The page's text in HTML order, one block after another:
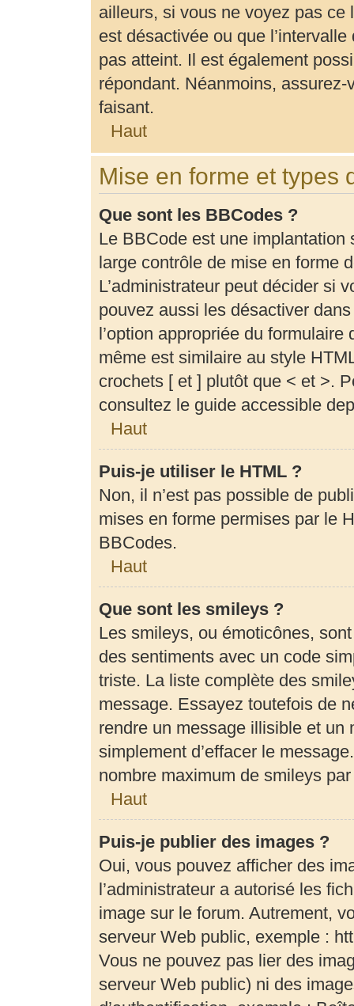
ailleurs, si vous ne voyez pas
est désactivée ou que
pas atteint. Il est également
répondant. Néanmoins,
faisant.
Haut
Mise en forme et types
Que sont les BBCodes ?
Le BBCode est une
large contrôle de mise en forme
L’administrateur peut décider si
pouvez aussi les désactiver
l’option appropriée du
même est similaire au style
crochets [ et ] plutôt que < et >.
consultez le guide accessible
Haut
Puis-je utiliser le HTML ?
Non, il n’est pas possible de
mises en forme permises par le
BBCodes.
Haut
Que sont les smileys ?
Les smileys, ou émoticônes,
des sentiments avec un code
triste. La liste complète des
message. Essayez toutefois de
rendre un message illisible et un
simplement d’effacer le
nombre maximum de smileys
Haut
Puis-je publier des images ?
Oui, vous pouvez afficher des
l’administrateur a autorisé les
image sur le forum. Autrement,
serveur Web public, exemple :
Vous ne pouvez pas lier des
serveur Web public) ni des